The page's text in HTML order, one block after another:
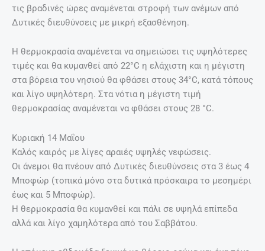
τις βραδινές ώρες αναμένεται στροφή των ανέμων από
Δυτικές διευθύνσεις με μικρή εξασθένηση.
Η θερμοκρασία αναμένεται να σημειώσει τις υψηλότερες
τιμές και θα κυμανθεί από 22°C η ελάχιστη και η μέγιστη
στα βόρεια του νησιού θα φθάσει στους 34°C, κατά τόπους
και λίγο υψηλότερη. Στα νότια η μέγιστη τιμή
θερμοκρασίας αναμένεται να φθάσει στους 28 °C.
Κυριακή 14 Μαΐου
Καλός καιρός με λίγες αραιές υψηλές νεφώσεις.
Οι άνεμοι θα πνέουν από Δυτικές διευθύνσεις στα 3 έως 4
Μποφώρ (τοπικά μόνο στα δυτικά πρόσκαιρα το μεσημέρι
έως και 5 Μποφώρ).
Η θερμοκρασία θα κυμανθεί και πάλι σε υψηλά επίπεδα
αλλά και λίγο χαμηλότερα από του Σαββάτου.